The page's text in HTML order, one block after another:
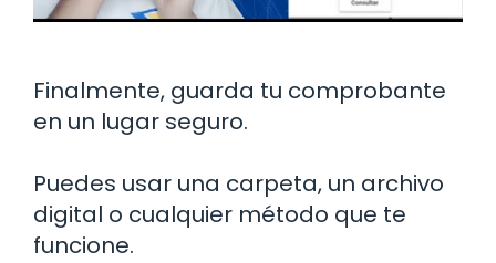
Finalmente, guarda tu comprobante
en un lugar seguro.
Puedes usar una carpeta, un archivo
digital o cualquier método que te
funcione.